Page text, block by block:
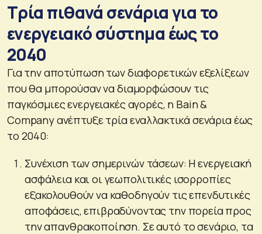
Τρία πιθανά σενάρια για το
ενεργειακό σύστημα έως το
2040
Για την αποτύπωση των διαφορετικών εξελίξεων
που θα μπορούσαν να διαμορφώσουν τις
παγκόσμιες ενεργειακές αγορές, η Bain &
Company ανέπτυξε τρία εναλλακτικά σενάρια έως
το 2040:
Συνέχιση των σημερινών τάσεων: Η ενεργειακή
ασφάλεια και οι γεωπολιτικές ισορροπίες
εξακολουθούν να καθοδηγούν τις επενδυτικές
αποφάσεις, επιβραδύνοντας την πορεία προς
την απανθρακοποίηση. Σε αυτό το σενάριο, τα